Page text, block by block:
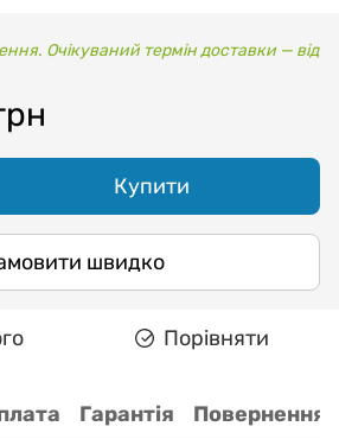
Очікуваний термін доставки — від
Купити
швидко
Порівняти
Гарантія Повернення